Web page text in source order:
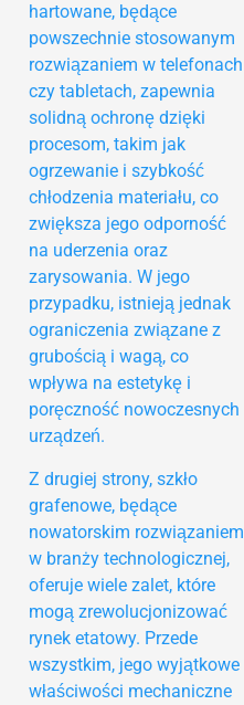
hartowane, będące
powszechnie stosowanym
rozwiązaniem w telefonach
czy tabletach, zapewnia
solidną ochronę dzięki
procesom, takim jak
ogrzewanie i szybkość
chłodzenia materiału, co
zwiększa jego odporność
na uderzenia oraz
zarysowania. W jego
przypadku, istnieją jednak
ograniczenia związane z
grubością i wagą, co
wpływa na estetykę i
poręczność nowoczesnych
urządzeń.
Z drugiej strony, szkło
grafenowe, będące
nowatorskim rozwiązaniem
w branży technologicznej,
oferuje wiele zalet, które
mogą zrewolucjonizować
rynek etatowy. Przede
wszystkim, jego wyjątkowe
właściwości mechaniczne